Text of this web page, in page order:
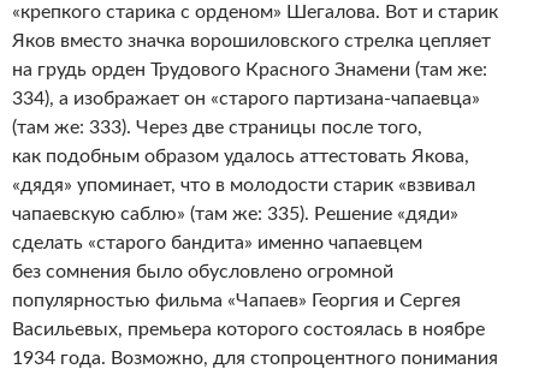
«крепкого старика с орденом» Шегалова. Вот и старик
Яков вместо значка ворошиловского стрелка цепляет
на грудь орден Трудового Красного Знамени (там же:
334), а изображает он «старого партизана-чапаевца»
(там же: 333). Через две страницы после того,
как подобным образом удалось аттестовать Якова,
«дядя» упоминает, что в молодости старик «взвивал
чапаевскую саблю» (там же: 335). Решение «дяди»
сделать «старого бандита» именно чапаевцем
без сомнения было обусловлено огромной
популярностью фильма «Чапаев» Георгия и Сергея
Васильевых, премьера которого состоялась в ноябре
1934 года. Возможно, для стопроцентного понимания